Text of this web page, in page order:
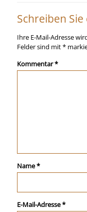
Schreiben
Ihre E-Mail-Adresse
Felder sind mit*
Kommentar*
Name*
E-Mail-Adresse*